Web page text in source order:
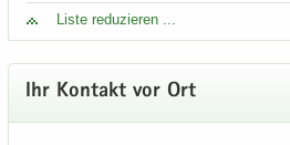
Liste re­du­zie­ren ...
Ihr Kon­takt vor Ort